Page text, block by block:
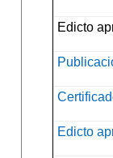
Edicto
Edicto